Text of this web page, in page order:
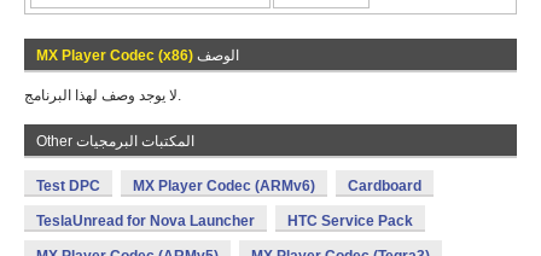
MX Player Codec (x86) الوصف
لا يوجد وصف لهذا البرنامج.
Other المكتبات البرمجيات
Test DPC MX Player Codec (ARMv6) Cardboard
TeslaUnread for Nova Launcher HTC Service Pack